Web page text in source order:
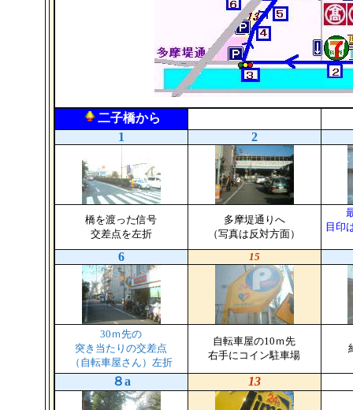
二子橋から
1
2
橋を渡った信号
交差点を左折
多摩堤通りへ
（写真は反対方面）
目印
6 15
30ｍ先の
突き当たりの交差点
（自転車屋さん）左折
自転車屋の10ｍ先
右手にコイン駐車場
８a 13